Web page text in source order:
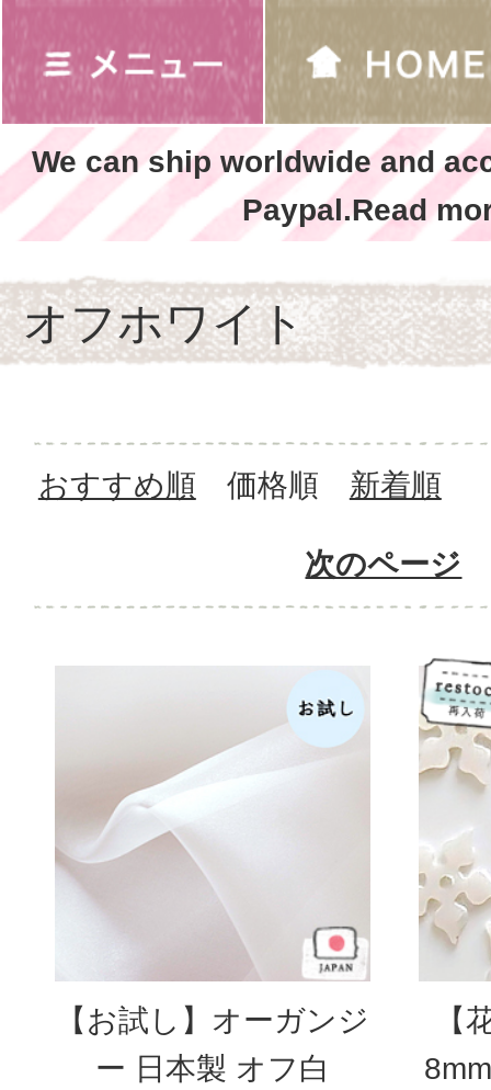
We can ship worldwide and
Paypal.Read
オフホワイト
おすすめ順 価格順 新着順
次のページ
【お試し】オーガンジ
ー 日本製 オフ白
【